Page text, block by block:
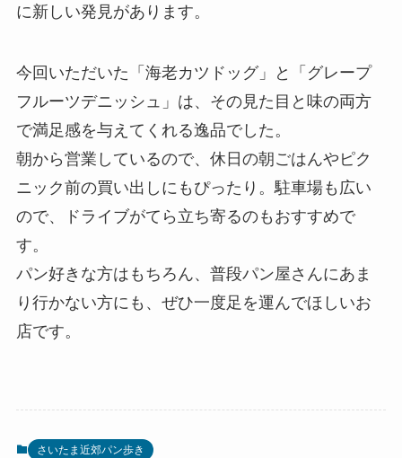
に新しい発見があります。
今回いただいた「海老カツドッグ」と「グレープ
フルーツデニッシュ」は、その見た目と味の両方
で満足感を与えてくれる逸品でした。
朝から営業しているので、休日の朝ごはんやピク
ニック前の買い出しにもぴったり。駐車場も広い
ので、ドライブがてら立ち寄るのもおすすめで
す。
パン好きな方はもちろん、普段パン屋さんにあま
り行かない方にも、ぜひ一度足を運んでほしいお
店です。
さいたま近郊パン歩き